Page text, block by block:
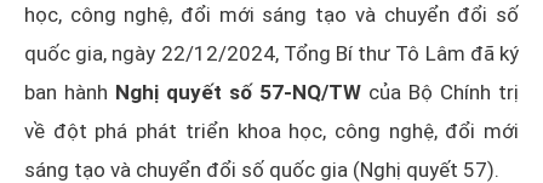
học, công nghệ, đổi mới sáng tạo và chuyển đổi số
quốc gia, ngày 22/12/2024, Tổng Bí thư Tô Lâm đã ký
ban hành Nghị quyết số 57-NQ/TW của Bộ Chính trị
về đột phá phát triển khoa học, công nghệ, đổi mới
sáng tạo và chuyển đổi số quốc gia (Nghị quyết 57).